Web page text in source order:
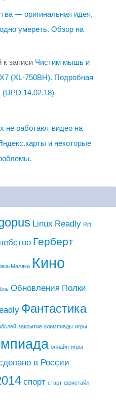
— оригинальная идея,
умереть. Обзор на
к записи Чистим мышь и
(XL-750BH). Подробная
(UPD 14.02.18)
не работают видео на
и некоторые
Linux Readly Rift
Герберт
Маляка Кино
Обновления Полки
Фантастика
закрытие олимпиады игры
онлайн-игры
в России
спорт старт фристайл